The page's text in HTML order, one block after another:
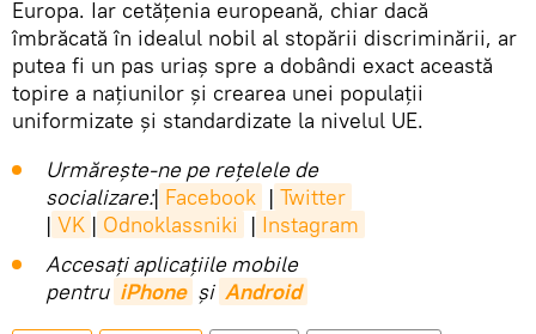
Europa. Iar cetățenia europeană, chiar dacă
îmbrăcată în idealul nobil al stopării discriminării, ar
putea fi un pas uriaș spre a dobândi exact această
topire a națiunilor și crearea unei populații
uniformizate și standardizate la nivelul UE.
Urmărește-ne pe rețelele de
socializare:| Facebook | Twitter
| VK | Odnoklassniki | Instagram
Accesaţi aplicaţiile mobile
pentru iPhone și Android